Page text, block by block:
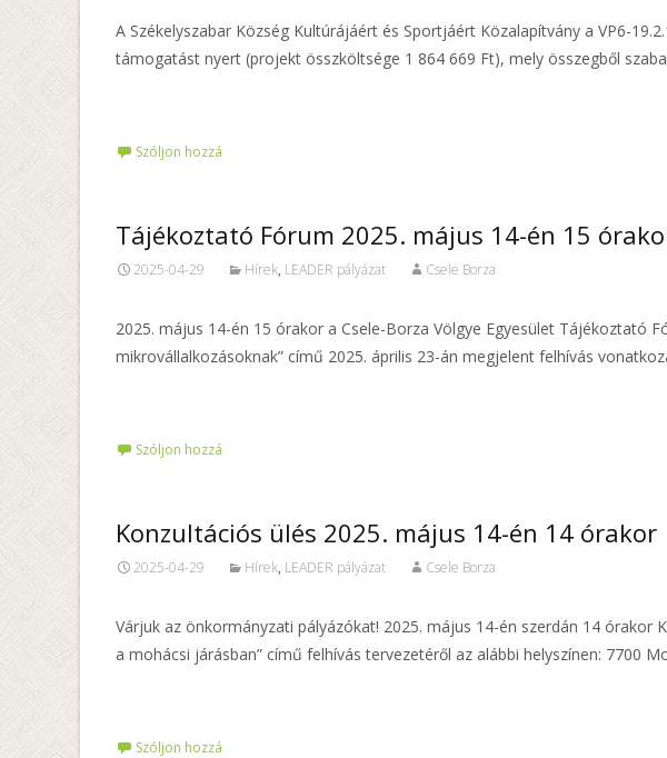
A Székelyszabar Község Kultúrájáért és Sportjáért Közalapítvány a VP6-
támogatást nyert (projekt összköltsége 1 864 669 Ft), mely összegből
Szóljon hozzá
Tájékoztató Fórum 2025. május 14-én 15
2025-04-29 Hírek, LEADER pályázat Csele Borza
2025. május 14-én 15 órakor a Csele-Borza Völgye Egyesület Tájékoztató
mikrovállalkozásoknak” című 2025. április 23-án megjelent felhívás
Szóljon hozzá
Konzultációs ülés 2025. május 14-én 14 órakor
2025-04-29 Hírek, LEADER pályázat Csele Borza
Várjuk az önkormányzati pályázókat! 2025. május 14-én szerdán 14
a mohácsi járásban” című felhívás tervezetéről az alábbi helyszínen: 7700
Szóljon hozzá